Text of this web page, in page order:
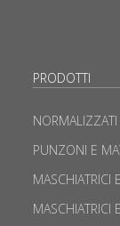
PRODOTTI
NORMALIZZATI
PUNZONI E